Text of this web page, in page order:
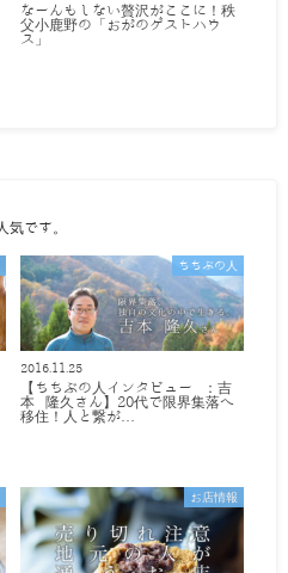
なーんもしない贅沢がここに！秩
父小鹿野の「おがのゲストハウ
ス」
気です。
ちちぶの人
2016.11.25
【ちちぶの人インタビュー ：吉
本 隆久さん】20代で限界集落へ
移住！人と繋が…
お店情報